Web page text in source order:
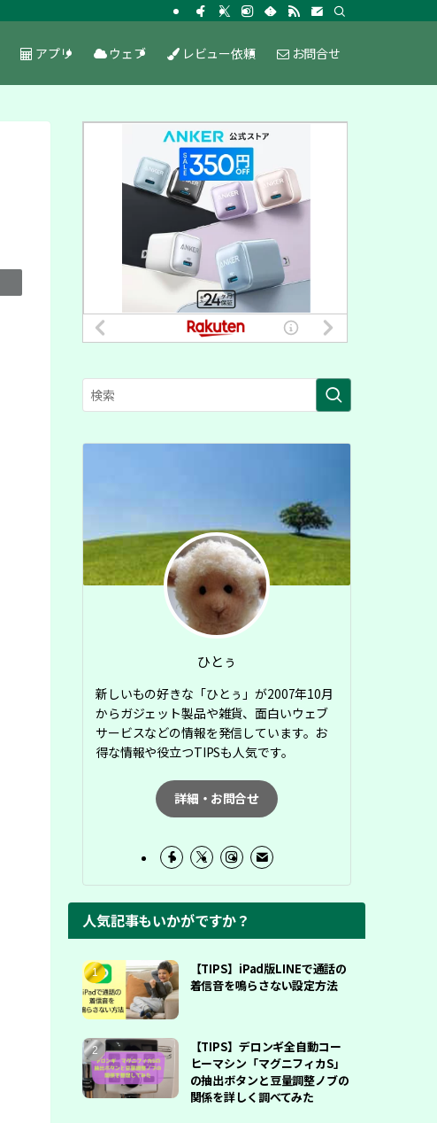
アプリ ウェブ レビュー依頼 お問合せ
ひとぅ
新しいもの好きな「ひとぅ」が2007年10月
からガジェット製品や雑貨、面白いウェブ
サービスなどの情報を発信しています。お
得な情報や役立つTIPSも人気です。
詳細・お問合せ
人気記事もいかがですか？
【TIPS】iPad版LINEで通話の
着信音を鳴らさない設定方法
【TIPS】デロンギ全自動コー
ヒーマシン「マグニフィカS」
の抽出ボタンと豆量調整ノブの
関係を詳しく調べてみた